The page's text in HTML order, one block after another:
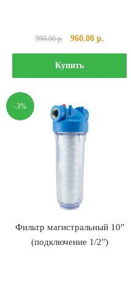
990.00р.
Первоначальная
цена
составляла
990.00 р..
960.00 р.Текущая
цена:
Купить
-3%
Фильтр магистральный 10″
(подключение 1/2″)